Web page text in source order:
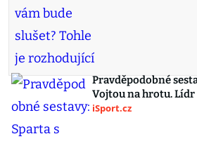
Pravděpodobné
Vojtou na hrotu. Lídr
iSport.cz